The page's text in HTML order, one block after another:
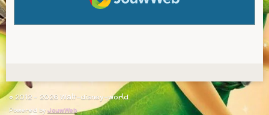
© 2012 - 2026 Walt-disney-world
Powered by JouwWeb